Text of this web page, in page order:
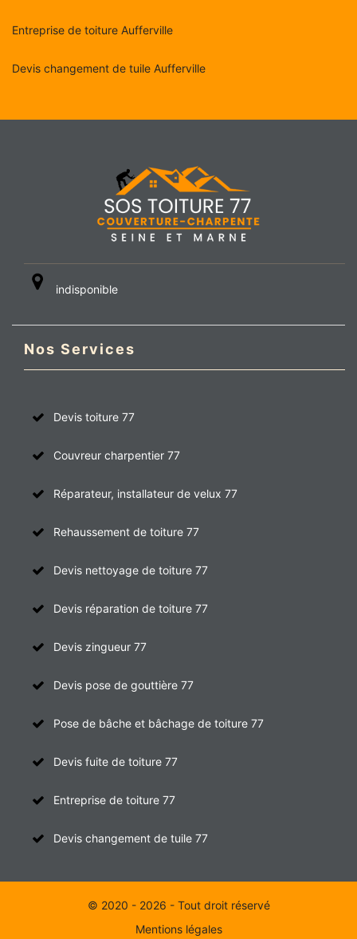
Entreprise de toiture Aufferville
Devis changement de tuile Aufferville
indisponible
Nos Services
Devis toiture 77
Couvreur charpentier 77
Réparateur, installateur de velux 77
Rehaussement de toiture 77
Devis nettoyage de toiture 77
Devis réparation de toiture 77
Devis zingueur 77
Devis pose de gouttière 77
Pose de bâche et bâchage de toiture 77
Devis fuite de toiture 77
Entreprise de toiture 77
Devis changement de tuile 77
© 2020 - 2026 - Tout droit réservé
Mentions légales